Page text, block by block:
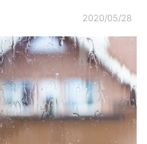
2020/05/28